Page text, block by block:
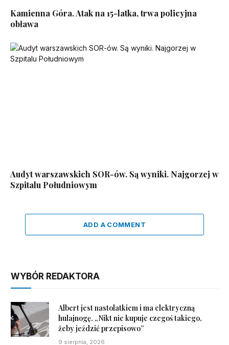
Kamienna Góra. Atak na 15-latka, trwa policyjna
obława
Audyt warszawskich SOR-ów. Są wyniki. Najgorzej w
Szpitalu Południowym
ADD A COMMENT
WYBÓR REDAKTORA
Albert jest nastolatkiem i ma elektryczną
hulajnogę. „Nikt nie kupuje czegoś takiego,
żeby jeździć przepisowo”
9 sierpnia, 2026